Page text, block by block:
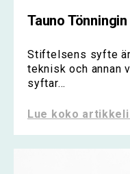
Tauno
Stiftelsens syfte
teknisk och annan
syftar...
Lue koko artikkeli